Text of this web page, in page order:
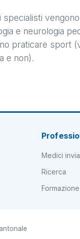
specialisti
e neurologia
praticare sport
e non).
Medici
Ricerca
Formazione